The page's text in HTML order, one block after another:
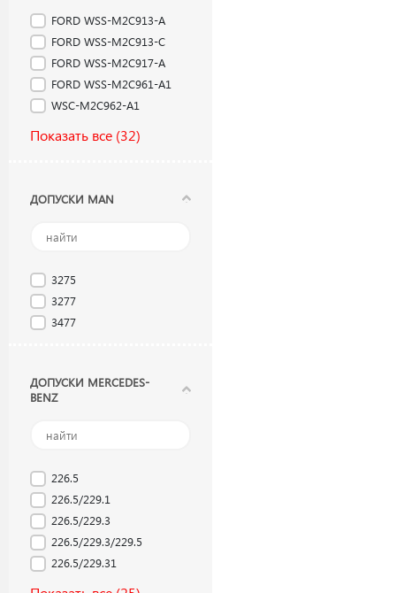
FORD WSS-M2C913-A
FORD WSS-M2C913-C
FORD WSS-M2C917-A
FORD WSS-M2C961-A1
WSC-M2C962-A1
Показать все (32)
ДОПУСКИ MAN
3275
3277
3477
ДОПУСКИ MERCEDES-
BENZ
226.5
226.5/229.1
226.5/229.3
226.5/229.3/229.5
226.5/229.31